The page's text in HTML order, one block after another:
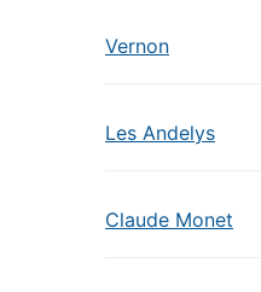
Vernon
Les Andelys
Claude Monet